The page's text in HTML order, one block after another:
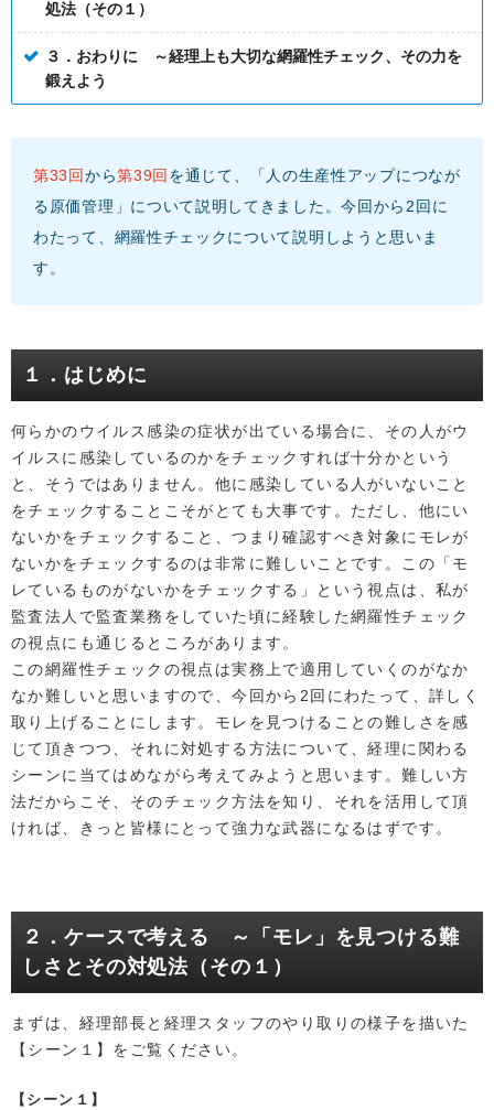
処法（その１）
３．おわりに ～経理上も大切な網羅性チェック、その力を
鍛えよう
第33回から第39回 を通じて、「人の生産性アップにつなが
る原価管理」について説明してきました。今回から2回に
わたって、網羅性チェックについて説明しようと思いま
す。
１．はじめに
何らかのウイルス感染の症状が出ている場合に、その人がウ
イルスに感染しているのかをチェックすれば十分かという
と、そうではありません。他に感染している人がいないこと
をチェックすることこそがとても大事です。ただし、他にい
ないかをチェックすること、つまり確認すべき対象にモレが
ないかをチェックするのは非常に難しいことです。この「モ
レているものがないかをチェックする」という視点は、私が
監査法人で監査業務をしていた頃に経験した網羅性チェック
の視点にも通じるところがあります。
この網羅性チェックの視点は実務上で適用していくのがなか
なか難しいと思いますので、今回から2回にわたって、詳しく
取り上げることにします。モレを見つけることの難しさを感
じて頂きつつ、それに対処する方法について、経理に関わる
シーンに当てはめながら考えてみようと思います。難しい方
法だからこそ、そのチェック方法を知り、それを活用して頂
ければ、きっと皆様にとって強力な武器になるはずです。
２．ケースで考える ～「モレ」を見つける難
しさとその対処法（その１）
まずは、経理部長と経理スタッフのやり取りの様子を描いた
【シーン１】をご覧ください。
【シーン１】